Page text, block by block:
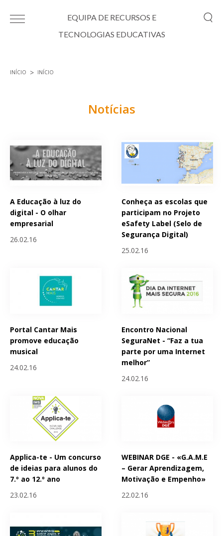
EQUIPA DE RECURSOS E
TECNOLOGIAS EDUCATIVAS
INÍCIO INÍCIO
Notícias
A Educação à luz do
digital - O olhar
empresarial
26.02.16
Conheça as escolas que
participam no Projeto
eSafety Label (Selo de
Segurança Digital)
25.02.16
Portal Cantar Mais
promove educação
musical
24.02.16
Encontro Nacional
SeguraNet - “Faz a tua
parte por uma Internet
melhor”
24.02.16
Applica-te - Um concurso
de ideias para alunos do
7.º ao 12.º ano
23.02.16
WEBINAR DGE - «G.A.M.E
– Gerar Aprendizagem,
Motivação e Empenho»
22.02.16
Páginas